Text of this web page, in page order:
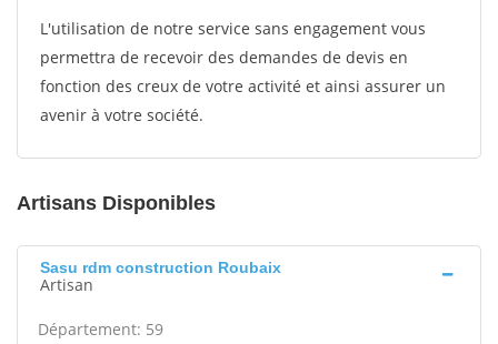
L'utilisation de notre service sans engagement vous
permettra de recevoir des demandes de devis en
fonction des creux de votre activité et ainsi assurer un
avenir à votre société.
Artisans Disponibles
Sasu rdm construction Roubaix
Artisan
Département: 59